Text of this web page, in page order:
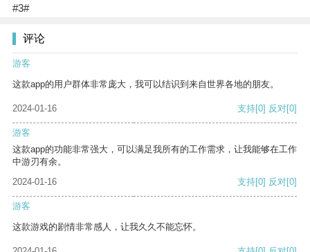
#3#
评论
游客
这款app的用户群体非常庞大，我可以结识到来自世界各地的朋友。
2024-01-16 支持[0] 反对[0]
游客
这款app的功能非常强大，可以满足我所有的工作需求，让我能够在工作
中游刃有余。
2024-01-16
支持[0] 反对[0]
游客
这款游戏的剧情非常感人，让我久久不能忘怀。